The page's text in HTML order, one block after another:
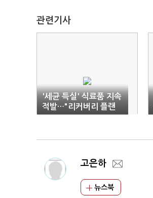
관련기사
'세균 득실' 식료품 지속
적발…"리커버리 플랜
수립해야"
고은하
뉴스북